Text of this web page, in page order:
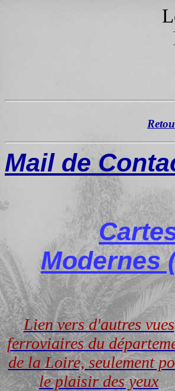
Mail de
Modernes
Lien vers d'autres vues
ferroviaires du
de la Loire, seulement
le plaisir des yeux